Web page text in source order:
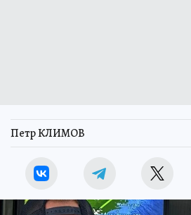
Петр КЛИМОВ